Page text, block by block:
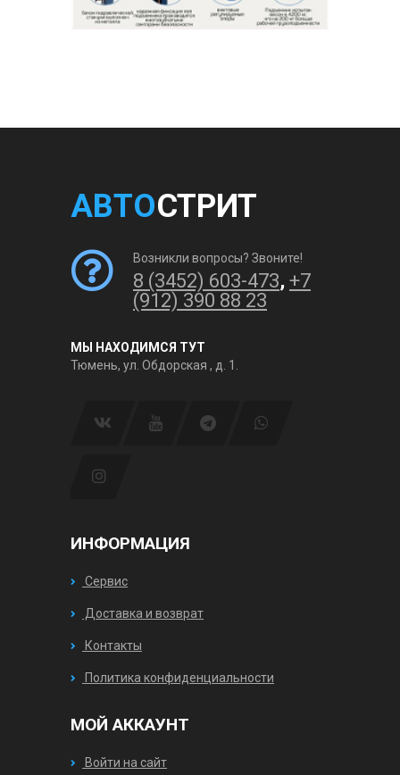
АВТОСТРИТ
Возникли вопросы? Звоните!
8 (3452) 603-473, +7
(912) 390 88 23
МЫ НАХОДИМСЯ ТУТ
Тюмень, ул. Обдорская , д. 1.
ИНФОРМАЦИЯ
Сервис
Доставка и возврат
Контакты
Политика конфиденциальности
МОЙ АККАУНТ
Войти на сайт